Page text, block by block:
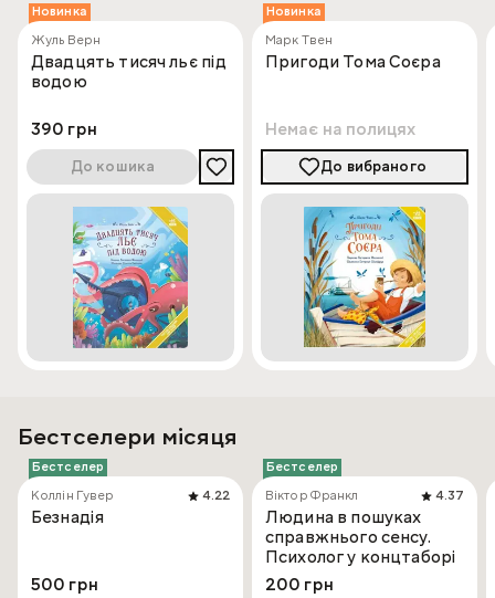
Новинка
Жуль Верн
Двадцять тисяч льє під
водою
390 грн
До кошика
Новинка
Марк Твен
Пригоди Тома Соєра
Немає на полицях
До вибраного
Бестселери місяця
Бестселер
Коллін Гувер
4.22
Безнадія
500 грн
Бестселер
Віктор Франкл
4.37
Людина в пошуках
справжнього сенсу.
Психолог у концтаборі
200 грн